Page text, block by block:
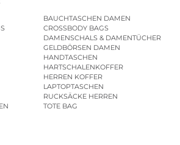
BAUCHTASCHEN DAMEN
CROSSBODY BAGS
DAMENSCHALS & DAMENTÜCHER
GELDBÖRSEN DAMEN
HANDTASCHEN
HARTSCHALENKOFFER
HERREN KOFFER
LAPTOPTASCHEN
RUCKSÄCKE HERREN
TOTE BAG